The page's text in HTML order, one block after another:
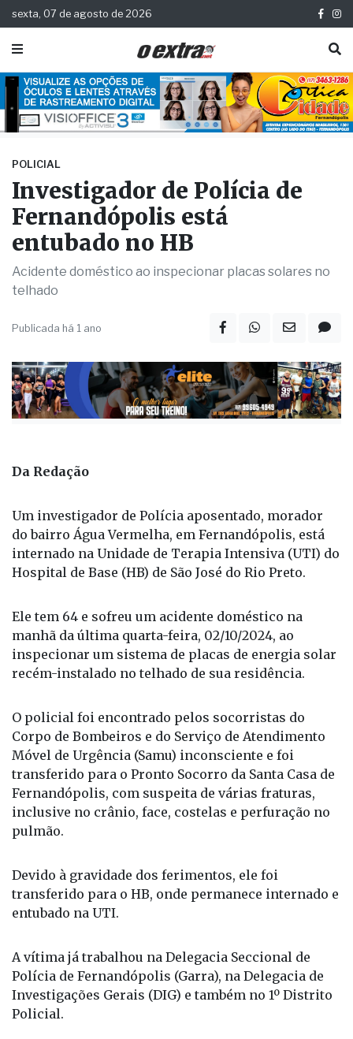
sexta, 07 de agosto de 2026
POLICIAL
Investigador de Polícia de
Fernandópolis está
entubado no HB
Acidente doméstico ao inspecionar placas solares no
telhado
Publicada há 1 ano
Da Redação
Um investigador de Polícia aposentado, morador
do bairro Água Vermelha, em Fernandópolis, está
internado na Unidade de Terapia Intensiva (UTI) do
Hospital de Base (HB) de São José do Rio Preto.
Ele tem 64 e sofreu um acidente doméstico na
manhã da última quarta-feira, 02/10/2024, ao
inspecionar um sistema de placas de energia solar
recém-instalado no telhado de sua residência.
O policial foi encontrado pelos socorristas do
Corpo de Bombeiros e do Serviço de Atendimento
Móvel de Urgência (Samu) inconsciente e foi
transferido para o Pronto Socorro da Santa Casa de
Fernandópolis, com suspeita de várias fraturas,
inclusive no crânio, face, costelas e perfuração no
pulmão.
Devido à gravidade dos ferimentos, ele foi
transferido para o HB, onde permanece internado e
entubado na UTI.
A vítima já trabalhou na Delegacia Seccional de
Polícia de Fernandópolis (Garra), na Delegacia de
Investigações Gerais (DIG) e também no 1º Distrito
Policial.